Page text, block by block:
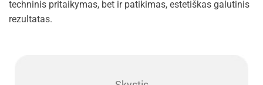
techninis pritaikymas, bet ir patikimas, estetiškas galutinis
rezultatas.